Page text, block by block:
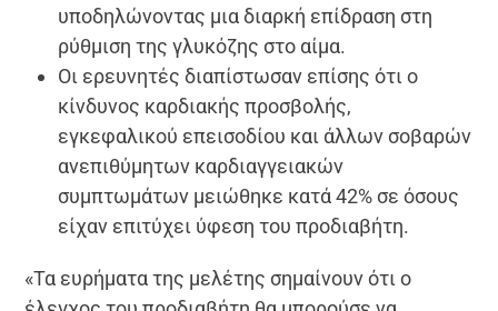
υποδηλώνοντας μια διαρκή επίδραση στη
ρύθμιση της γλυκόζης στο αίμα.
Οι ερευνητές διαπίστωσαν επίσης ότι ο
κίνδυνος καρδιακής προσβολής,
εγκεφαλικού επεισοδίου και άλλων σοβαρών
ανεπιθύμητων καρδιαγγειακών
συμπτωμάτων μειώθηκε κατά 42% σε όσους
είχαν επιτύχει ύφεση του προδιαβήτη.
«Τα ευρήματα της μελέτης σημαίνουν ότι o